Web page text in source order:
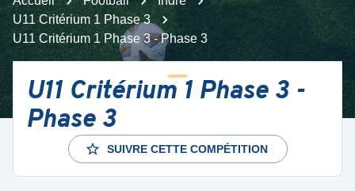
U11 Critérium 1 Phase 3
U11 Critérium 1 Phase 3 - Phase 3
U11 Critérium 1 Phase 3 -
Phase 3
SUIVRE CETTE COMPÉTITION